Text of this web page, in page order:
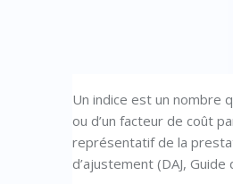
Un indice est un nombre
ou d’un facteur de coût
représentatif de la
d’ajustement (DAJ,